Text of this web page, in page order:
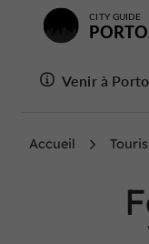
CITY GUIDE
PORTO
Venir à Porto
Accueil